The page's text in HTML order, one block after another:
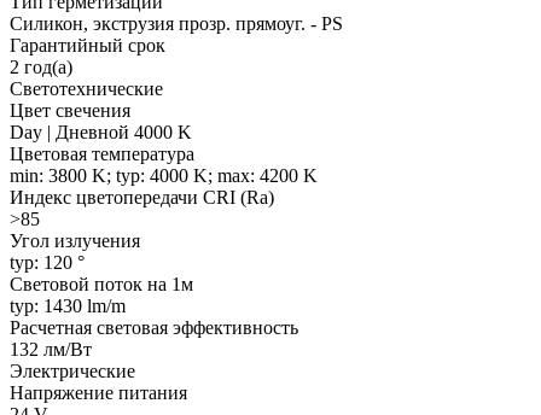
Силикон, экструзия прозр. прямоуг. - PS
Гарантийный срок
2 год(а)
Светотехнические
Цвет свечения
Day | Дневной 4000 K
Цветовая температура
min: 3800 K; typ: 4000 K; max: 4200 K
Индекс цветопередачи CRI (Ra)
>85
Угол излучения
typ: 120 °
Световой поток на 1м
typ: 1430 lm/m
Расчетная световая эффективность
132 лм/Вт
Электрические
Напряжение питания